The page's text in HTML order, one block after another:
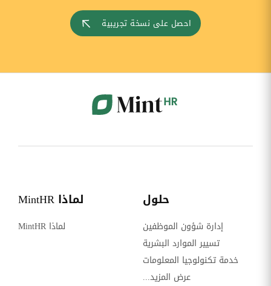
احصل على نسخة تجريبية
حلول
إدارة شؤون الموظفين
تسيير الموارد البشرية
خدمة تكنولوجيا المعلومات
عرض المزيد...
لماذا MintHR
لماذا MintHR